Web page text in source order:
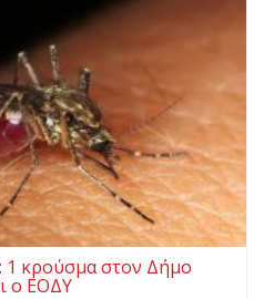
1 κρούσμα στον Δήμο
ο ΕΟΔΥ